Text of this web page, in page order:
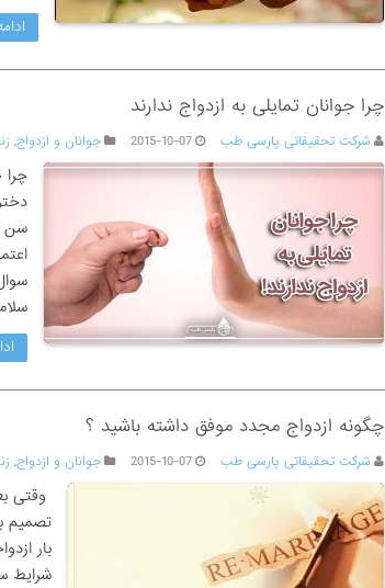
چرا جوانان تمایلی به ازدواج ندارند
شرکت تحقیقاتی پارسی طب 2015-10-07 جوانان و ازدواج,
چرا
سن
چگونه ازدواج مجدد موفق داشته باشید ؟
شرکت تحقیقاتی پارسی طب 2015-10-07 جوانان و ازدواج,
وقتی
تصمیم
بار
شرایط